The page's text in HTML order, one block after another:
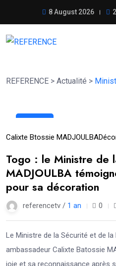
8 August 2026
REFERENCE > Actualité >
Mar
Calixte Btossie MADJOULBA
Togo : le Ministre de
MADJOULBA
pour sa décoration
referencetv / 1 an 0
Le Ministre de la Sécurité et de la
ambassadeur Calixte Batossie
joie et sa reconnaissance après